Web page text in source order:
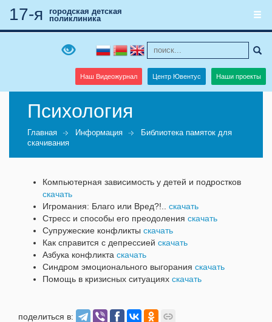
Наш Видеожурнал Центр Ювентус Наши проекты
17-я
городская детская
поликлиника
Психология
Главная Информация
Библиотека памяток для
скачивания
Компьютерная зависимость у детей и подростков
скачать
Игромания: Благо или Вред?!.. скачать
Стресс и способы его преодоления скачать
Супружеские конфликты скачать
Как справится с депрессией скачать
Азбука конфликта скачать
Синдром эмоционального выгорания скачать
Помощь в кризисных ситуациях скачать
поделиться в: